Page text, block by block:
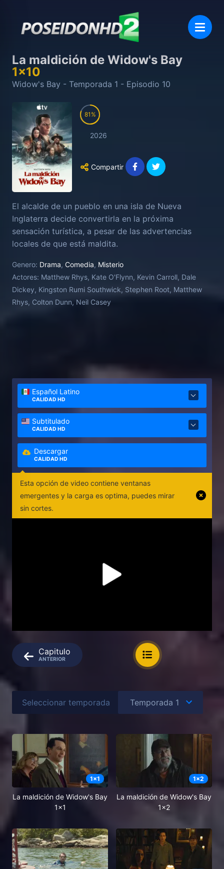
La maldición de Widow's Bay
1x10
Widow's Bay - Temporada 1 - Episodio 10
81
2026
Compartir
El alcalde de un pueblo en una isla de Nueva
Inglaterra decide convertirla en la próxima
sensación turística, a pesar de las advertencias
locales de que está maldita.
Genero: Drama, Comedia, Misterio
Actores: Matthew Rhys, Kate O'Flynn, Kevin Carroll, Dale
Dickey, Kingston Rumi Southwick, Stephen Root, Matthew
Rhys, Colton Dunn, Neil Casey
Español Latino
CALIDAD HD
Subtitulado
CALIDAD HD
Descargar
CALIDAD HD
Esta opción de video contiene ventanas
emergentes y la carga es optima, puedes mirar
sin cortes.
Capitulo
ANTERIOR
Seleccionar temporada
1x1
La maldición de Widow's Bay
1x1
1x2
La maldición de Widow's Bay
1x2